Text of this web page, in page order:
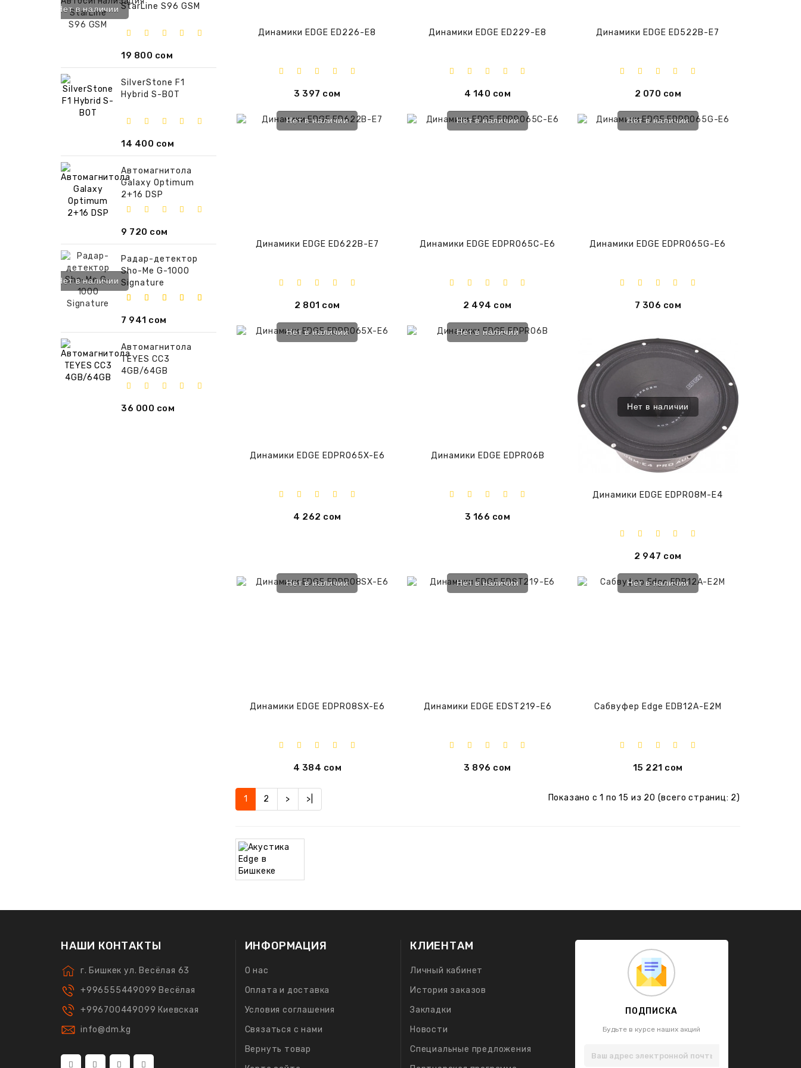
Нет в наличии StarLine S96 GSM
19 800 сом
SilverStone F1
Hybrid S-BOT
14 400 сом
Автомагнитола
Galaxy Optimum
2+16 DSP
9 720 сом
Нет в наличии
Радар-детектор
Sho-Me G-1000
Signature
7 941 сом
Автомагнитола
TEYES CC3
4GB/64GB
36 000 сом
Динамики EDGE ED226-E8
3 397 сом
Динамики EDGE ED229-E8
4 140 сом
Динамики EDGE ED522B-E7
2 070 сом
Нет в наличии
Динамики EDGE ED622B-E7
2 801 сом
Нет в наличии
Динамики EDGE EDPRO65C-E6
2 494 сом
Нет в наличии
Динамики EDGE EDPRO65G-E6
7 306 сом
Нет в наличии
Динамики EDGE EDPRO65X-E6
4 262 сом
Нет в наличии
Динамики EDGE EDPRO6B
3 166 сом
Нет в наличии
Динамики EDGE EDPRO8M-E4
2 947 сом
Нет в наличии
Динамики EDGE EDPRO8SX-E6
4 384 сом
Нет в наличии
Динамики EDGE EDST219-E6
3 896 сом
Нет в наличии
Сабвуфер Edge EDB12A-E2M
15 221 сом
1 2 > >| Показано с 1 по 15 из 20 (всего страниц: 2)
НАШИ КОНТАКТЫ
г. Бишкек ул. Весёлая 63
+996555449099 Весёлая
+996700449099 Киевская
info@dm.kg
ИНФОРМАЦИЯ
О нас
Оплата и доставка
Условия соглашения
Связаться с нами
Вернуть товар
КЛИЕНТАМ
Личный кабинет
История заказов
Закладки
Новости
Специальные предложения
ПОДПИСКА
Будьте в курсе наших акций